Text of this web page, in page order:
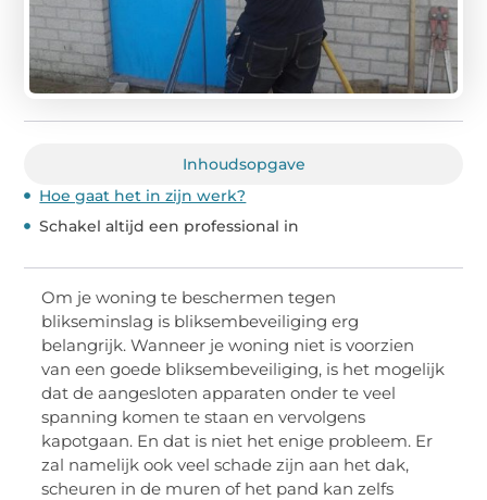
Inhoudsopgave
Hoe gaat het in zijn werk?
Schakel altijd een professional in
Om je woning te beschermen tegen
blikseminslag is bliksembeveiliging erg
belangrijk. Wanneer je woning niet is voorzien
van een goede bliksembeveiliging, is het mogelijk
dat de aangesloten apparaten onder te veel
spanning komen te staan en vervolgens
kapotgaan. En dat is niet het enige probleem. Er
zal namelijk ook veel schade zijn aan het dak,
scheuren in de muren of het pand kan zelfs